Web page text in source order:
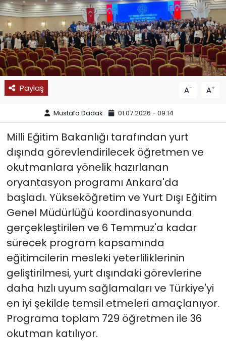
Paylaş A- A+
Mustafa Dadak 01.07.2026 - 09:14
Milli Eğitim Bakanlığı tarafından yurt
dışında görevlendirilecek öğretmen ve
okutmanlara yönelik hazırlanan
oryantasyon programı Ankara'da
başladı. Yükseköğretim ve Yurt Dışı Eğitim
Genel Müdürlüğü koordinasyonunda
gerçekleştirilen ve 6 Temmuz'a kadar
sürecek program kapsamında
eğitimcilerin mesleki yeterliliklerinin
geliştirilmesi, yurt dışındaki görevlerine
daha hızlı uyum sağlamaları ve Türkiye'yi
en iyi şekilde temsil etmeleri amaçlanıyor.
Programa toplam 729 öğretmen ile 36
okutman katılıyor.
11:11 MANŞET